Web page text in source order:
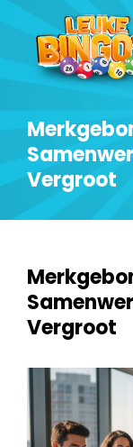
Vergroot
Vergroot